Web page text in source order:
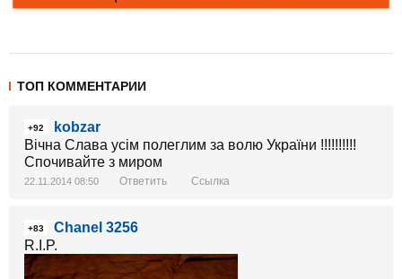
ТОП КОММЕНТАРИИ
+92
kobzar
Вічна Слава усім полеглим за волю України !!!!!!!!!!
Спочивайте з миром
22.11.2014 08:50 Ответить Ссылка
+83
Chanel 3256
R.I.P.